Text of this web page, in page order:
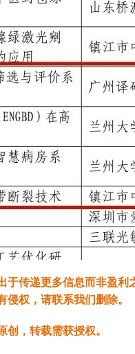
于传递更多信息而非盈
权，请联系我们删除。
，转载需获授权。